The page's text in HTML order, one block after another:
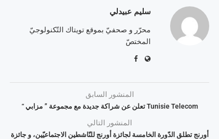
سليم عبيدلي
محرّر و صحفيّ بموقع تويتاك التّكنولوجيّ
المختصّ
المنشور السابق
Tunisie Telecom تعلن عن شراكة جديدة مع مجموعة ” مزابي “
المنشور التالي
أورنج تطلق الدّورة الخامسة لجائزة أورنج للنّاشطين الاجتماعيّين، و جائزة